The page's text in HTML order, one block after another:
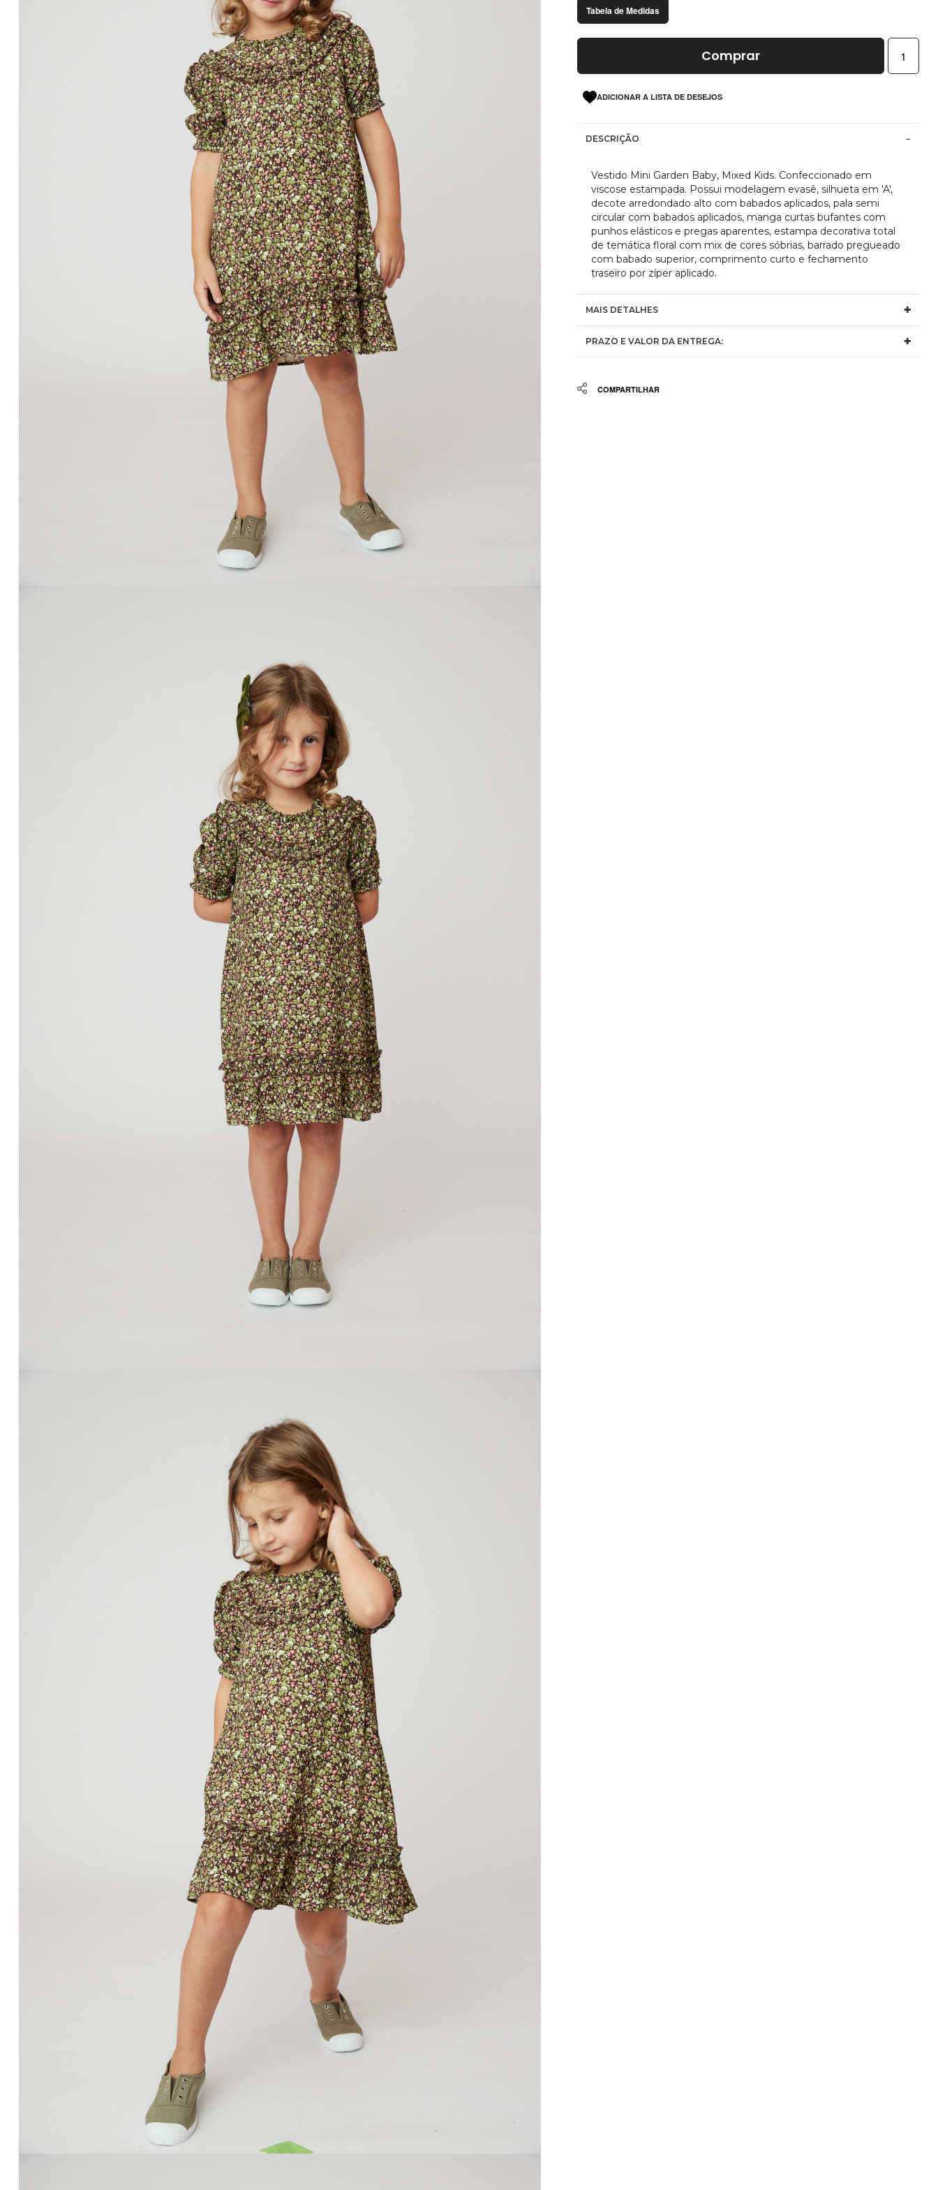
Tabela de Medidas
Comprar
ADICIONAR A LISTA DE DESEJOS
DESCRIÇÃO
Vestido Mini Garden Baby, Mixed Kids. Confeccionado em
viscose estampada. Possui modelagem evasê, silhueta em 'A',
decote arredondado alto com babados aplicados, pala semi
circular com babados aplicados, manga curtas bufantes com
punhos elásticos e pregas aparentes, estampa decorativa total
de temática floral com mix de cores sóbrias, barrado pregueado
com babado superior, comprimento curto e fechamento
traseiro por zíper aplicado.
MAIS DETALHES
PRAZO E VALOR DA ENTREGA:
Share